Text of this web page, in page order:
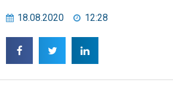
18.08.2020 12:28